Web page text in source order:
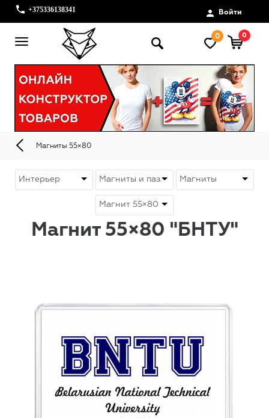
+375336138341 Войти
0 0
Магниты 55×80
Магнит 55×80 "БНТУ"